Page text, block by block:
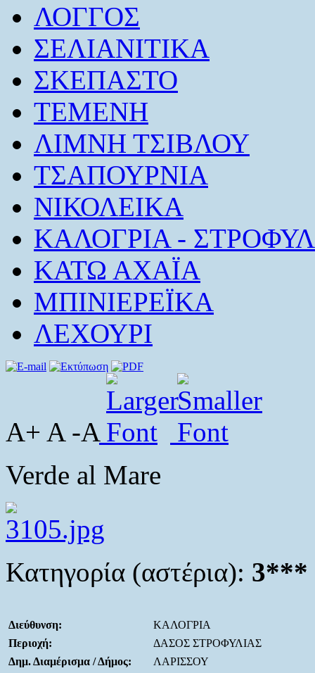
ΛΟΓΓΟΣ
ΣΕΛΙΑΝΙΤΙΚΑ
ΣΚΕΠΑΣΤΟ
ΤΕΜΕΝΗ
ΛΙΜΝΗ ΤΣΙΒΛΟΥ
ΤΣΑΠΟΥΡΝΙΑ
ΝΙΚΟΛΕΙΚΑ
ΚΑΛΟΓΡΙΑ -
ΚΑΤΩ ΑΧΑΪΑ
ΜΠΙΝΙΕΡΕΪΚΑ
ΛΕΧΟΥΡΙ
A+ A -A
Verde al Mare
Κατηγορία (αστέρια): 3***
Διεύθυνση:
ΚΑΛΟΓΡΙΑ
Περιοχή: ΔΑΣΟΣ ΣΤΡΟΦΥΛΙΑΣ
Δημ. Διαμέρισμα / Δήμος:
ΛΑΡΙΣΣΟΥ